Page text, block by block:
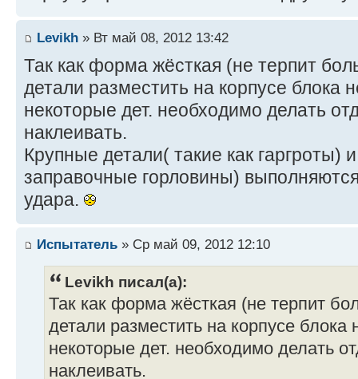
Levikh » Вт май 08, 2012 13:42
Так как форма жёсткая (не терпит
детали разместить на корпусе блока
некоторые дет. необходимо делать
наклеивать.
Крупные детали( такие как гаргроты)
заправочные горловины)
удара.
Испытатель » Ср май 09, 2012 12:10
Levikh писал(а):
Так как форма жёсткая (не терпит
детали разместить на корпусе блока
некоторые дет. необходимо делать
наклеивать.